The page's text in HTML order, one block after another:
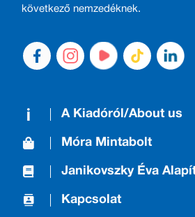
következő nemzedéknek.
A Kiadóról/About us
Móra Mintabolt
Janikovszky Éva
Kapcsolat